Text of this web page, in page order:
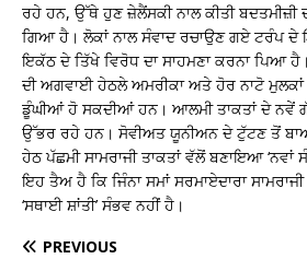
ਰਹੇ ਹਨ, ਉੱਥੇ ਹੁਣ ਜ਼ੇਲੈਂਸਕੀ ਨਾਲ ਕੀਤੀ ਬਦਤਮੀਜ਼ੀ
ਗਿਆ ਹੈ। ਲੋਕਾਂ ਨਾਲ ਸੰਵਾਦ ਰਚਾਉਣ ਗਏ ਟਰੰਪ
ਇਕੱਠ ਦੇ ਤਿੱਖੇ ਵਿਰੋਧ ਦਾ ਸਾਹਮਣਾ ਕਰਨਾ ਪਿਆ
ਦੀ ਅਗਵਾਈ ਹੇਠਲੇ ਅਮਰੀਕਾ ਅਤੇ ਹੋਰ ਨਾਟੋ ਮੁਲਕਾਂ
ਡੂੰਘੀਆਂ ਹੋ ਸਕਦੀਆਂ ਹਨ। ਆਲਮੀ ਤਾਕਤਾਂ ਦੇ ਨਵੇਂ
ਉੱਭਰ ਰਹੇ ਹਨ। ਸੋਵੀਅਤ ਯੂਨੀਅਨ ਦੇ ਟੁੱਟਣ ਤੋਂ
ਹੇਠ ਪੱਛਮੀ ਸਾਮਰਾਜੀ ਤਾਕਤਾਂ ਵੱਲੋਂ ਬਣਾਇਆ ‘ਨਵਾਂ
ਇਹ ਤੈਅ ਹੈ ਕਿ ਜਿੰਨਾ ਸਮਾਂ ਸਰਮਾਏਦਾਰਾ
‘ਸਥਾਈ ਸ਼ਾਂਤੀ’ ਸੰਭਵ ਨਹੀਂ ਹੈ।
PREVIOUS